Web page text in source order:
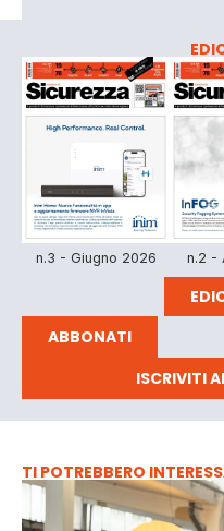
n.3 - Giugno 2026 n.2 -
ABBONATI
ISCRIVITI
TI POTREBBERO